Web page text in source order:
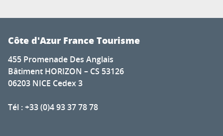
Côte d'Azur France Tourisme
455 Promenade Des Anglais
Bâtiment HORIZON – CS 53126
06203 NICE Cedex 3
Tél : +33 (0)4 93 37 78 78